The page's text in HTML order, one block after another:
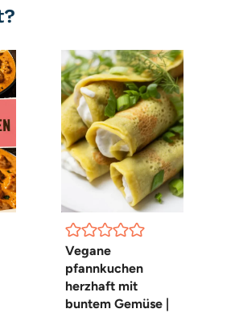
Vegane
pfannkuchen
herzhaft mit
buntem Gemüse |